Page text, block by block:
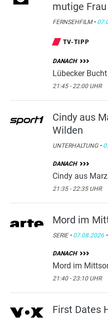
mutige Frau
FERNSEHFILM •
TV-TIPP
DANACH
Lübecker Bucht
21:45 - 22:00 UHR
Cindy aus
Wilden
UNTERHALTUNG •
DANACH
Cindy aus
21:35 - 22:35 UHR
Mord im
SERIE • 07.08.2026
DANACH
Mord im
21:40 - 23:10 UHR
First Dates